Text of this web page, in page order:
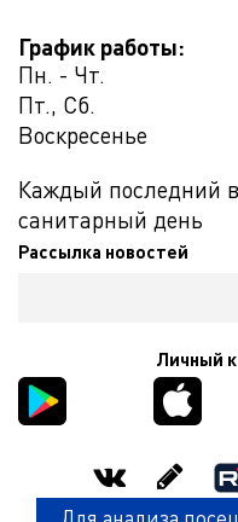
График работы:
Пн. - Чт.
Пт., Сб.
Воскресенье
Каждый последний
санитарный день
Рассылка новостей
Личный